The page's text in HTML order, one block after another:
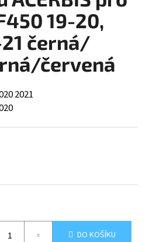
19-20,
21 černá/
červená
2021
DO KOŠÍKU